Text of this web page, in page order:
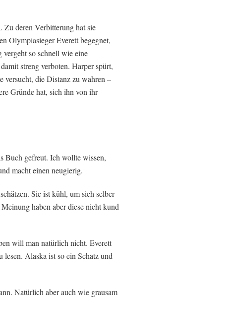
deren Verbitterung hat sie
Olympiasieger Everett begegnet,
so schnell wie eine
streng verboten. Harper spürt,
versucht, die Distanz zu wahren –
Gründe hat, sich ihn von ihr
Buch gefreut. Ich wollte wissen,
macht einen neugierig.
Sie ist kühl, um sich selber
haben aber diese nicht kund
will man natürlich nicht. Everett
Alaska ist so ein Schatz und
Natürlich aber auch wie grausam